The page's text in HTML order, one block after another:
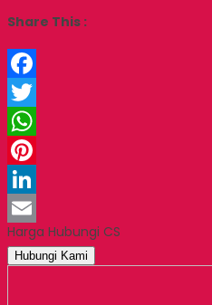
Share This :
Facebook
Twitter
WhatsApp
Pinterest
LinkedIn
Email
Harga Hubungi CS
Hubungi Kami